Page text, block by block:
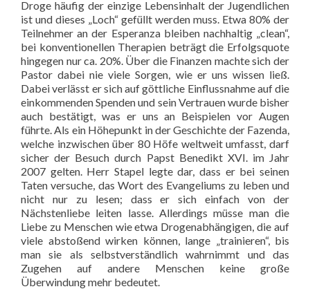
Droge häufig der einzige Lebensinhalt der Jugendlichen
ist und dieses „Loch“ gefüllt werden muss. Etwa 80% der
Teilnehmer an der Esperanza bleiben nachhaltig „clean“,
bei konventionellen Therapien beträgt die Erfolgsquote
hingegen nur ca. 20%. Über die Finanzen machte sich der
Pastor dabei nie viele Sorgen, wie er uns wissen ließ.
Dabei verlässt er sich auf göttliche Einflussnahme auf die
einkommenden Spenden und sein Vertrauen wurde bisher
auch bestätigt, was er uns an Beispielen vor Augen
führte. Als ein Höhepunkt in der Geschichte der Fazenda,
welche inzwischen über 80 Höfe weltweit umfasst, darf
sicher der Besuch durch Papst Benedikt XVI. im Jahr
2007 gelten. Herr Stapel legte dar, dass er bei seinen
Taten versuche, das Wort des Evangeliums zu leben und
nicht nur zu lesen; dass er sich einfach von der
Nächstenliebe leiten lasse. Allerdings müsse man die
Liebe zu Menschen wie etwa Drogenabhängigen, die auf
viele abstoßend wirken können, lange „trainieren“, bis
man sie als selbstverständlich wahrnimmt und das
Zugehen auf andere Menschen keine große
Überwindung mehr bedeutet.